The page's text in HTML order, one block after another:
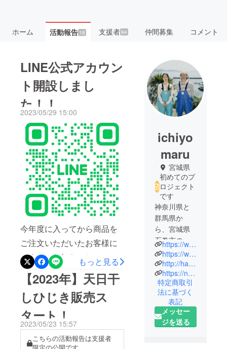
ホーム 活動報告18 支援者94 仲間募集 コメント
LINE公式アカウン
ト開設しまし
た！！
2023/05/29 15:00
今年度に入ってから商品を
ご注文いただいたお客様に
はすでにお知らせしていま
したが、この度、一陽丸の
LINE公式アカウントを開設
致しました！これまで、一
陽丸の商品販売のお知らせ
はクラウドファンディング
「CAMPFIRE」の支援者限
もっと見る
【2023年】天日干
しひじき販売ス
タート！
2023/05/23 15:57
こちらの活動報告は支援者
ichiyo
maru
宮城県
初めてのプ
ロジェクト
です
神奈川県と
群馬県か
ら、宮城県
石巻市の漁
村（浜）へ
移住した夫
婦。浜で暮
らし始めて
丸5年。念願
叶って漁業
権を取得
し、いよい
https://www.facebook.com/ichiyomaru
https://www.facebook.com/ishinomakinoasashoichisuzuki/
http://hamanite.blog.fc2.com/
https://note.com/hibishinbun/m/m35f40f8c000d
特定商取引
法に基づく
表記
メッセー
ジを送る